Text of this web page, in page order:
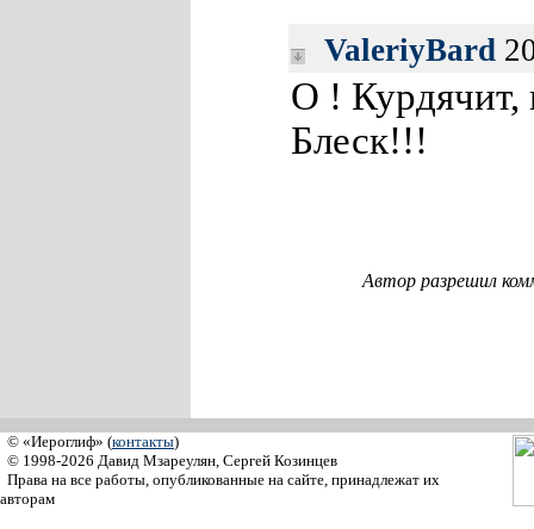
ValeriyBard
О ! Курдячит,
Блеск!!!
Автор разрешил
© «Иероглиф» (контакты)
© 1998-2026 Давид Мзареулян, Сергей Козинцев
Права на все работы, опубликованные на сайте, принадлежат их
авторам